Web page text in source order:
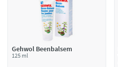
Gehwol Beenbalsem
125 ml